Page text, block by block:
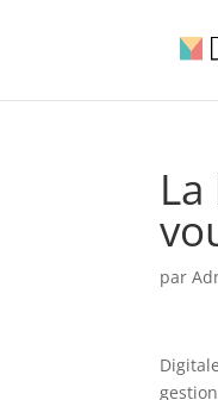
par